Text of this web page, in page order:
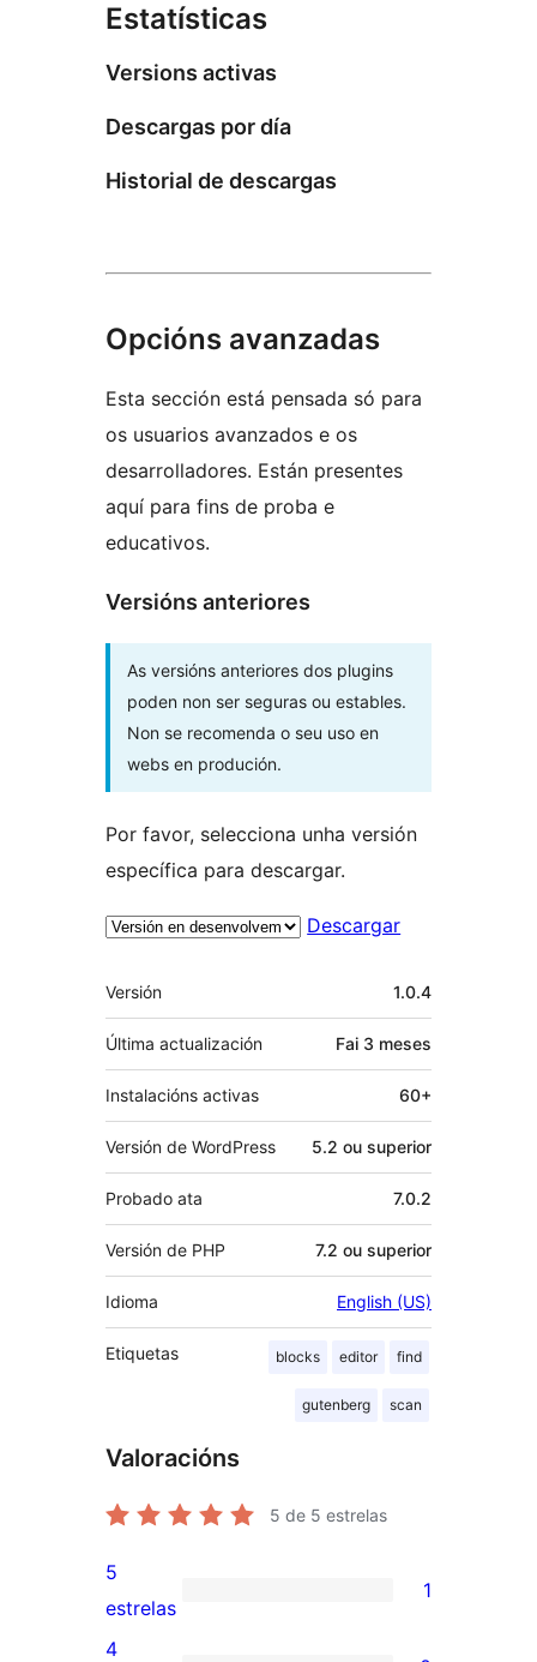
Estatísticas
Versions activas
Descargas por día
Historial de descargas
Opcións avanzadas
Esta sección está pensada só para
os usuarios avanzados e os
desarrolladores. Están presentes
aquí para fins de proba e
educativos.
Versións anteriores
As versións anteriores dos plugins
poden non ser seguras ou estables.
Non se recomenda o seu uso en
webs en produción.
Por favor, selecciona unha versión
específica para descargar.
Descargar
Meta
Versión 1.0.4
Última actualización Fai 3 meses
Instalacións activas 60+
Versión de WordPress 5.2 ou superior
Probado ata 7.0.2
Versión de PHP 7.2 ou superior
Idioma English (US)
Etiquetas blocks editor find
gutenberg scan
Valoracións
5 de 5 estrelas
1
valoración
5
estrelas
1
4